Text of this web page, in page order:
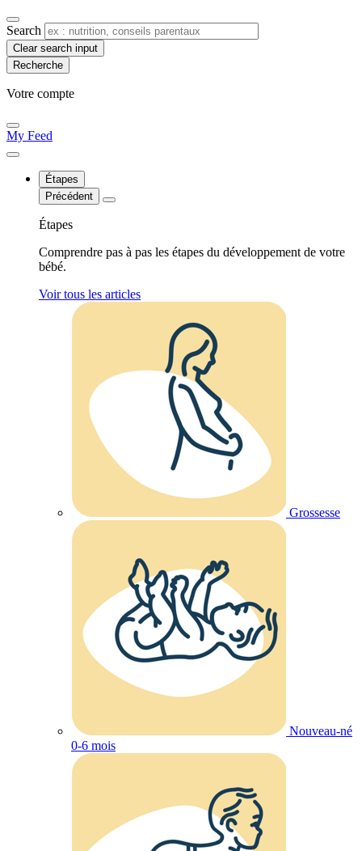
Search
Clear search input
Votre compte​
My Feed
Étapes
Précédent
Étapes
Comprendre pas à pas les étapes du développement de votre
bébé.
Voir tous les articles
Grossesse
Nouveau-né
0-6 mois